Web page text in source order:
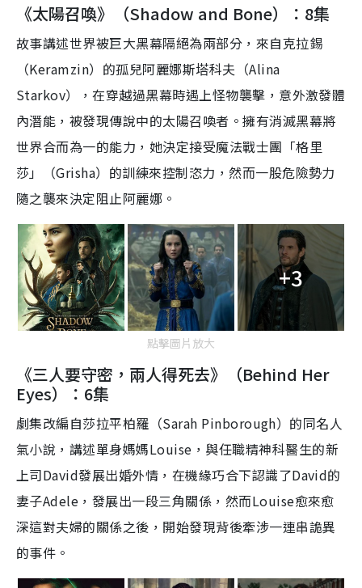
《太陽召喚》（Shadow and Bone）：8集
故事講述世界被巨大黑幕隔絕為兩部分，來自克拉錫
（Keramzin）的孤兒阿麗娜斯塔科夫（Alina
Starkov），在穿越過黑幕時遇上怪物襲擊，意外激發體
內潛能，被發現傳說中的太陽召喚者。擁有消滅黑幕將
世界合而為一的能力，她決定接受魔法戰士團「格里
莎」（Grisha）的訓練來控制恣力，然而一股危險勢力
隨之襲來決定阻止阿麗娜。
+3
點擊圖片放大
《三人要守密，兩人得死去》（Behind Her
Eyes）：6集
劇集改編自莎拉平柏羅（Sarah Pinborough）的同名人
氣小說，講述單身媽媽Louise ，與任職精神科醫生的新
上司David發展出婚外情，在機緣巧合下認識了David的
妻子Adele ，發展出一段三角關係，然而Louise愈來愈
深這對夫婦的關係之後，開始發現背後牽涉一連串詭異
的事件 。